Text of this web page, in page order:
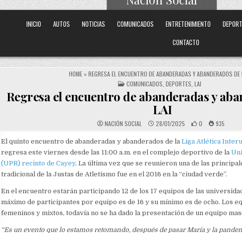
INICIO AUTOS NOTICIAS COMUNICADOS ENTRETENIMIENTO
CONTACTO
HOME »REGRESA EL ENCUENTRO DE ABANDERADAS Y ABANDERADOS DE
POSTED IN
COMUNICADOS ,DEPORTES ,LAI
Regresa el encuentro de abanderadas y
LAI
NACIÓN SOCIAL 28/01/2025 0 935
El quinto encuentro de abanderadas y abanderados de la Liga Atlética
regresa este viernes desde las 11:00 a.m. en el complejo deportivo de la
(UPR) recinto de Cayey. La última vez que se reunieron una de las
tradicional de la Justas de Atletismo fue en el 2016 en la “ciudad verde”.
En el encuentro estarán participando 12 de los 17 equipos de las
máximo de participantes por equipo es de 16 y su mínimo es de ocho. Los
femeninos y mixtos, todavía no se ha dado la presentación de un equipo
“Es un evento que lo estamos retomando, después de pasar María y la